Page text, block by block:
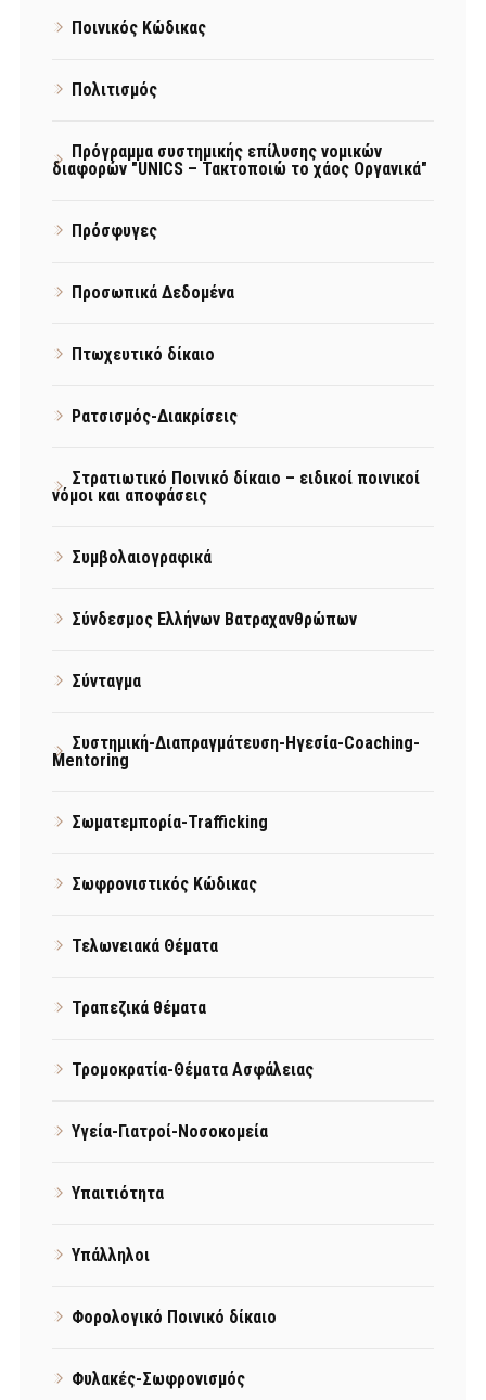
Ποινικός Κώδικας
Πολιτισμός
Πρόγραμμα συστημικής επίλυσης νομικών
διαφορών "UNICS – Τακτοποιώ το χάος Οργανικά"
Πρόσφυγες
Προσωπικά Δεδομένα
Πτωχευτικό δίκαιο
Ρατσισμός-Διακρίσεις
Στρατιωτικό Ποινικό δίκαιο – ειδικοί ποινικοί
νόμοι και αποφάσεις
Συμβολαιογραφικά
Σύνδεσμος Ελλήνων Βατραχανθρώπων
Σύνταγμα
Συστημική-Διαπραγμάτευση-Ηγεσία-Coaching-
Mentoring
Σωματεμπορία-Trafficking
Σωφρονιστικός Κώδικας
Τελωνειακά Θέματα
Τραπεζικά θέματα
Τρομοκρατία-Θέματα Ασφάλειας
Υγεία-Γιατροί-Νοσοκομεία
Υπαιτιότητα
Υπάλληλοι
Φορολογικό Ποινικό δίκαιο
Φυλακές-Σωφρονισμός